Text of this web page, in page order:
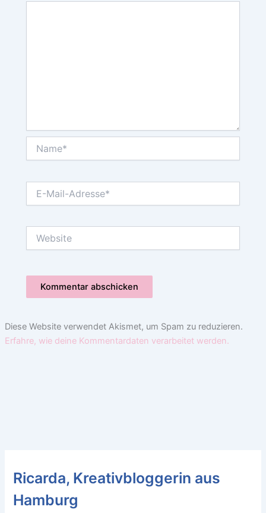
Mail-
Diese Website verwendet Akismet, um Spam zu reduzieren.
Erfahre, wie deine Kommentardaten verarbeitet werden.
Ricarda, Kreativbloggerin aus
Hamburg